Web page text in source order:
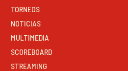
TORNEOS
NOTICIAS
MULTIMEDIA
SCOREBOARD
STREAMING